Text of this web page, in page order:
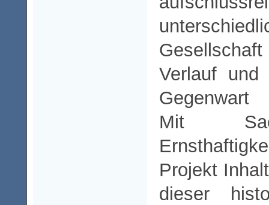
Verlauf
Gegenwart
Mit
Projekt
dieser